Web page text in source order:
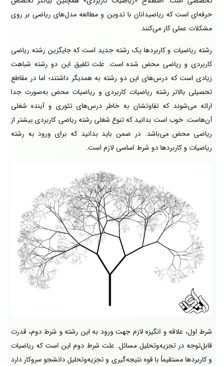
حرفه‌ای است که ریاضیدانان با تدوین و مطالعه مدل‌های ریاضی بر روی
مشکلات عملی کار می‌کنند.
رشته ریاضیات و کاربردها یک رشته جدید است که جایگزین رشته ریاضی
کاربردی و ریاضی محض شده است. علت تلفیق این دو رشته شباهت
زیادی است که درس‌های این دو رشته به همدیگر داشتند؛ اما در مقاطع
تحصیلی بالاتر رشته ریاضیات کاربردی و ریاضیات محض به‌صورت جدا
ارائه می‌شوند که تفاوتشان به خاطر درس‌های تئوری و آینده شغلی
آن‌هاست. خوب است بدانید که تنوع شغلی رشته ریاضی کاربردی بیشتر از
ریاضی محض می‌باشد. در ضمن باید بدانید که برای ورود به رشته
ریاضیات و کاربردها دو شرط اساسی لازم است.
شرط اول، علاقه و انگیزه لازم جهت ورود به این رشته و شرط دوم، قدرت
قابل‌توجه در تجزیه‌وتحلیل مسائل. علت شرط دوم این است که ریاضیات
و کاربردها مستقیماً با قوه نتیجه‌گیری و تجزیه‌وتحلیل دانشجو سروکار دارد